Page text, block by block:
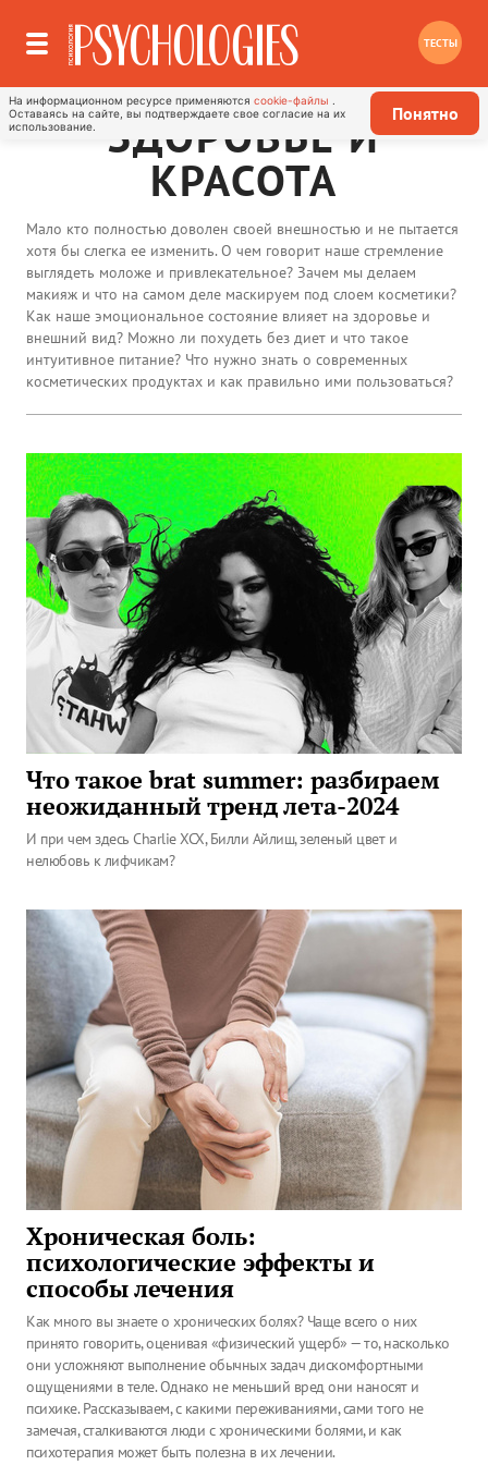
ТЕСТЫ
На информационном ресурсе применяются cookie-файлы
Оставаясь на сайте, вы подтверждаете свое согласие на их
использование.
Понятно
ЗДОРОВЬЕ И
КРАСОТА
Мало кто полностью доволен своей внешностью и не пытается
хотя бы слегка ее изменить. О чем говорит наше стремление
выглядеть моложе и привлекательное? Зачем мы делаем
макияж и что на самом деле маскируем под слоем косметики?
Как наше эмоциональное состояние влияет на здоровье и
внешний вид? Можно ли похудеть без диет и что такое
интуитивное питание? Что нужно знать о современных
косметических продуктах и как правильно ими пользоваться?
Что такое brat summer: разбираем
неожиданный тренд лета-2024
И при чем здесь Charlie XCX, Билли Айлиш, зеленый цвет и
нелюбовь к лифчикам?
Хроническая боль:
психологические эффекты и
способы лечения
Как много вы знаете о хронических болях? Чаще всего о них
принято говорить, оценивая «физический ущерб» — то, насколько
они усложняют выполнение обычных задач дискомфортными
ощущениями в теле. Однако не меньший вред они наносят и
психике. Рассказываем, с какими переживаниями, сами того не
замечая, сталкиваются люди с хроническими болями, и как
психотерапия может быть полезна в их лечении.